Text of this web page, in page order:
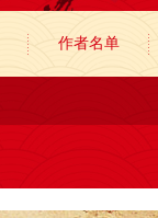
作者名单